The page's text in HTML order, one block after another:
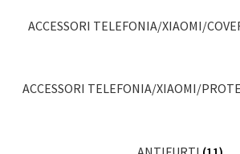
ACCESSORI TELEFONIA/XIAOMI/
ACCESSORI TELEFONIA/XIAOMI/